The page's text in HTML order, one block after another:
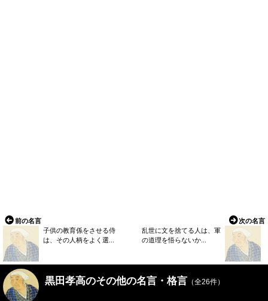
前の名言
子供の教育係をさせる侍
は、その人柄をよく選...
次の名言
乱世に文を捨てる人は、軍
の道理を悟らないか...
黒田孝高のその他の名言・格言 （全26件）